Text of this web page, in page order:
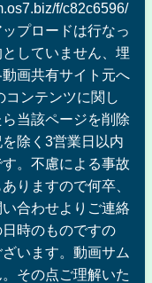
f/c82c6596/
プロードは行なっ
していません、埋
画共有サイト元へ
コンテンツに関し
当該ページを削除
除く3営業日以内
。不慮による事故
りますので何卒、
合わせよりご連絡
時のものですの
います。動画サム
その点ご理解いた